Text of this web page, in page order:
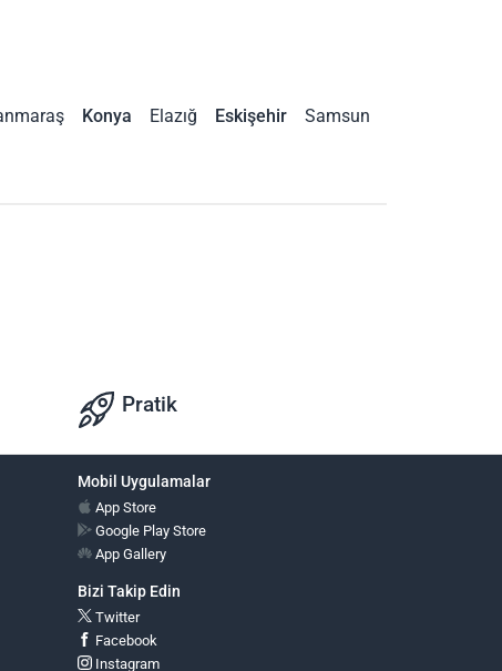
Konya Elazığ Eskişehir
Samsun
Pratik
Mobil Uygulamalar
App Store
Google Play Store
App Gallery
Bizi Takip Edin
Twitter
Facebook
Instagram